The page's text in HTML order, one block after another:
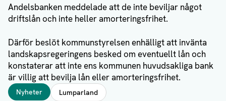
Andelsbanken meddelade att de inte beviljar något
driftslån och inte heller amorteringsfrihet.
Därför beslöt kommunstyrelsen enhälligt att invänta
landskapsregeringens besked om eventuellt lån och
konstaterar att inte ens kommunen huvudsakliga bank
är villig att bevilja lån eller amorteringsfrihet.
Taggar
Nyheter Lumparland